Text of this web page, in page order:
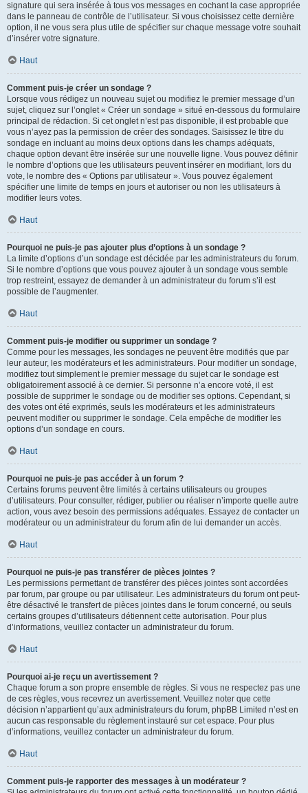
signature qui sera insérée à tous vos messages en cochant la case appropriée
dans le panneau de contrôle de l’utilisateur. Si vous choisissez cette dernière
option, il ne vous sera plus utile de spécifier sur chaque message votre souhait
d’insérer votre signature.
Haut
Comment puis-je créer un sondage ?
Lorsque vous rédigez un nouveau sujet ou modifiez le premier message d’un
sujet, cliquez sur l’onglet « Créer un sondage » situé en-dessous du formulaire
principal de rédaction. Si cet onglet n’est pas disponible, il est probable que
vous n’ayez pas la permission de créer des sondages. Saisissez le titre du
sondage en incluant au moins deux options dans les champs adéquats,
chaque option devant être insérée sur une nouvelle ligne. Vous pouvez définir
le nombre d’options que les utilisateurs peuvent insérer en modifiant, lors du
vote, le nombre des « Options par utilisateur ». Vous pouvez également
spécifier une limite de temps en jours et autoriser ou non les utilisateurs à
modifier leurs votes.
Haut
Pourquoi ne puis-je pas ajouter plus d’options à un sondage ?
La limite d’options d’un sondage est décidée par les administrateurs du forum.
Si le nombre d’options que vous pouvez ajouter à un sondage vous semble
trop restreint, essayez de demander à un administrateur du forum s’il est
possible de l’augmenter.
Haut
Comment puis-je modifier ou supprimer un sondage ?
Comme pour les messages, les sondages ne peuvent être modifiés que par
leur auteur, les modérateurs et les administrateurs. Pour modifier un sondage,
modifiez tout simplement le premier message du sujet car le sondage est
obligatoirement associé à ce dernier. Si personne n’a encore voté, il est
possible de supprimer le sondage ou de modifier ses options. Cependant, si
des votes ont été exprimés, seuls les modérateurs et les administrateurs
peuvent modifier ou supprimer le sondage. Cela empêche de modifier les
options d’un sondage en cours.
Haut
Pourquoi ne puis-je pas accéder à un forum ?
Certains forums peuvent être limités à certains utilisateurs ou groupes
d’utilisateurs. Pour consulter, rédiger, publier ou réaliser n’importe quelle autre
action, vous avez besoin des permissions adéquates. Essayez de contacter un
modérateur ou un administrateur du forum afin de lui demander un accès.
Haut
Pourquoi ne puis-je pas transférer de pièces jointes ?
Les permissions permettant de transférer des pièces jointes sont accordées
par forum, par groupe ou par utilisateur. Les administrateurs du forum ont peut-
être désactivé le transfert de pièces jointes dans le forum concerné, ou seuls
certains groupes d’utilisateurs détiennent cette autorisation. Pour plus
d’informations, veuillez contacter un administrateur du forum.
Haut
Pourquoi ai-je reçu un avertissement ?
Chaque forum a son propre ensemble de règles. Si vous ne respectez pas une
de ces règles, vous recevrez un avertissement. Veuillez noter que cette
décision n’appartient qu’aux administrateurs du forum, phpBB Limited n’est en
aucun cas responsable du règlement instauré sur cet espace. Pour plus
d’informations, veuillez contacter un administrateur du forum.
Haut
Comment puis-je rapporter des messages à un modérateur ?